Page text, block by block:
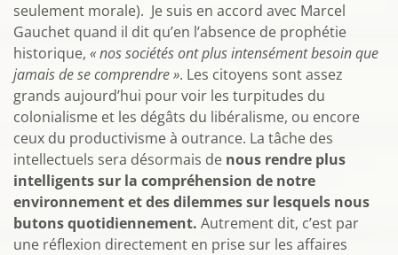
seulement morale). Je suis en accord avec Marcel
Gauchet quand il dit qu’en l’absence de prophétie
historique, « nos sociétés ont plus intensément besoin que
jamais de se comprendre ». Les citoyens sont assez
grands aujourd’hui pour voir les turpitudes du
colonialisme et les dégâts du libéralisme, ou encore
ceux du productivisme à outrance. La tâche des
intellectuels sera désormais de nous rendre plus
intelligents sur la compréhension de notre
environnement et des dilemmes sur lesquels nous
butons quotidiennement. Autrement dit, c’est par
une réflexion directement en prise sur les affaires